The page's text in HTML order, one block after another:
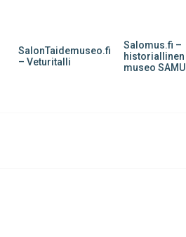
SalonTaidemuseo.fi
– Veturitalli
Salomus.fi –
historiallinen
museo SAMU